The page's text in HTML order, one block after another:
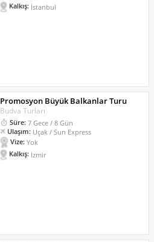
Kalkış: İstanbul
Promosyon Büyük Balkanlar Turu
Budva Turları
Süre: 7 Gece / 8 Gün
Ulaşım: Uçak / Sun Express
Vize: Yok
Kalkış: İzmir